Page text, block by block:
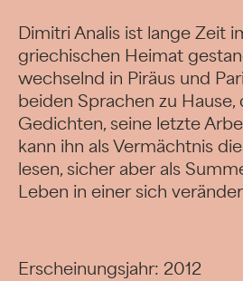
Dimitri Analis ist lange Zeit
griechischen Heimat
wechselnd in Piräus und
beiden Sprachen zu
Gedichten, seine letzte
kann ihn als Vermächtnis
lesen, sicher aber als
Leben in einer sich
Erscheinungsjahr: 2012